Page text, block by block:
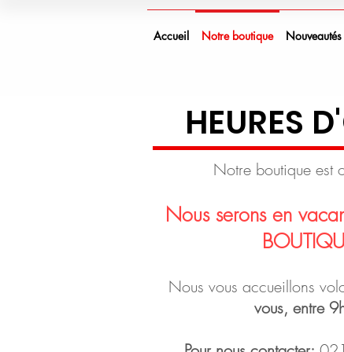
Accueil Notre boutique Nouveautés
HEURES
Notre boutique est
Nous serons en
Nous vous accueillons
vous, entre